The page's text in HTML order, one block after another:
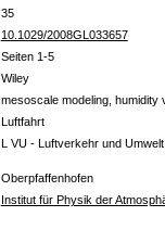
35
10.1029/2008GL033657
Seiten 1-5
Wiley
mesoscale modeling, humidity
Luftfahrt
L VU - Luftverkehr und Umwelt
Oberpfaffenhofen
Institut für Physik der